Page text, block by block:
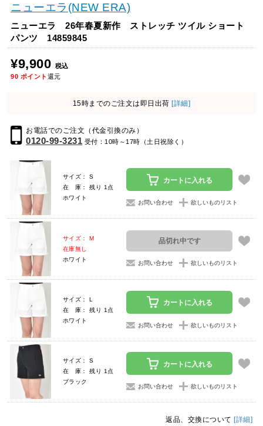
ニューエラ(NEW ERA)
ニューエラ 26年春夏新作 ストレッチ ツイル ショート
パンツ 14859845
¥9,900 税込
90 ポイント 還元
15時までのご注文は即日出荷 [詳細]
お電話でのご注文（代金引換のみ）
0120-99-3231 受付：10時～17時（土日祝除く）
サイズ： S
在 庫： 残り 1点
ホワイト
カートに入れる
お問い合わせ 欲しいものリスト
サイズ： M
在庫無し
ホワイト
品切れ中です
お問い合わせ 欲しいものリスト
サイズ： L
在 庫： 残り 1点
ホワイト
カートに入れる
お問い合わせ 欲しいものリスト
サイズ： S
在 庫： 残り 1点
ブラック
カートに入れる
お問い合わせ 欲しいものリスト
返品、交換について [詳細]